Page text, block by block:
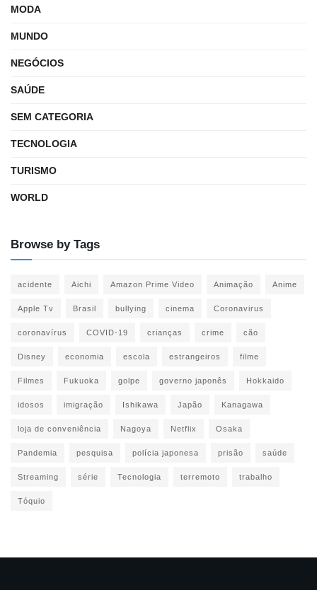
MODA
MUNDO
NEGÓCIOS
SAÚDE
SEM CATEGORIA
TECNOLOGIA
TURISMO
WORLD
Browse by Tags
acidente Aichi Amazon Prime Video Animação Anime
Apple Tv Brasil bullying cinema Coronavirus
coronavírus COVID-19 crianças crime cão
Disney economia escola estrangeiros filme
Filmes Fukuoka golpe governo japonês Hokkaido
idosos imigração Ishikawa Japão Kanagawa
loja de conveniência Nagoya Netflix Osaka
Pandemia pesquisa polícia japonesa prisão saúde
Streaming série Tecnologia terremoto trabalho
Tóquio